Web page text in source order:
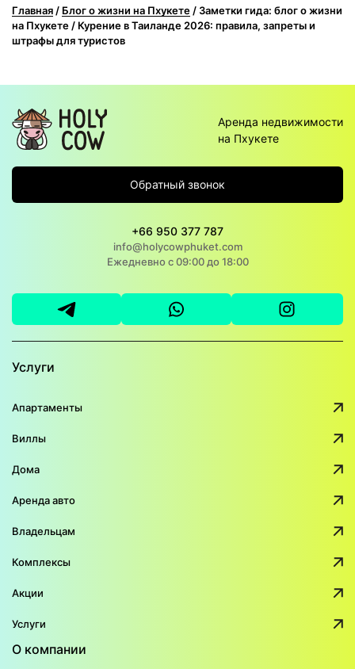
Главная/ Блог о жизни на Пхукете/ Заметки гида: блог о жизни
на Пхукете/ Курение в Таиланде 2026: правила, запреты и
штрафы для туристов
Аренда недвижимости
на Пхукете
Обратный звонок
+66 950 377 787
info@holycowphuket.com
Ежедневно с 09:00 до 18:00
Услуги
Апартаменты
Виллы
Дома
Аренда авто
Владельцам
Комплексы
Акции
Услуги
О компании